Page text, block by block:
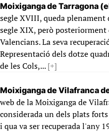
Moixiganga de Tarragona
segle XVIII, queda
segle XIX, però
Valencians. La seva
Representació dels dotze
de les Cols,...[+]
Moixiganga de Vilafranca
web de la Moixiganga de
considerada un dels plats
i qua va ser recuperada l'any